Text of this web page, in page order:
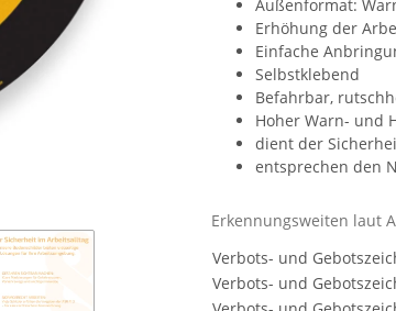
Außenformat:
Erhöhung der
Einfache
Selbstklebend
Befahrbar,
Hoher Warn- und
dient der
entsprechen den
Erkennungsweiten laut
Verbots- und
Verbots- und